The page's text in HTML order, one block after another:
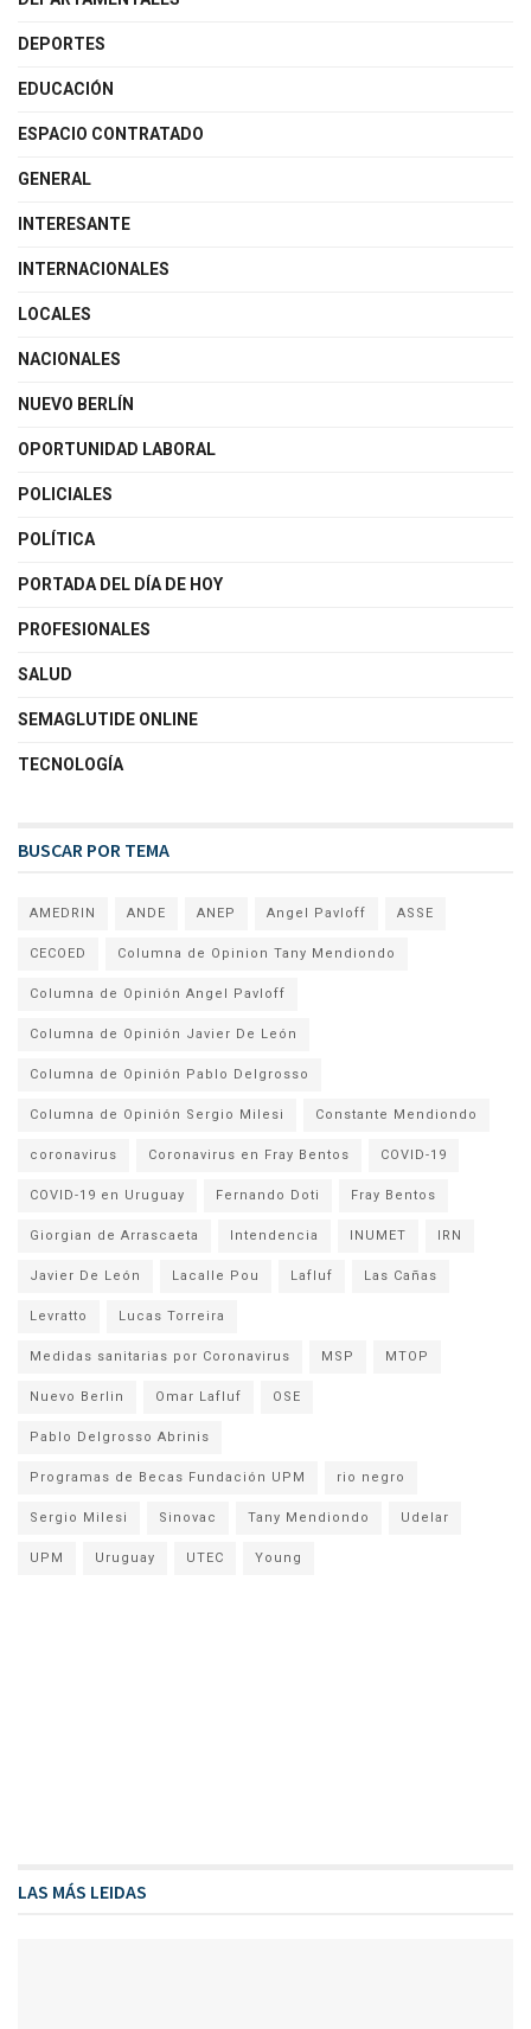
DEPORTES
EDUCACIÓN
ESPACIO CONTRATADO
GENERAL
INTERESANTE
INTERNACIONALES
LOCALES
NACIONALES
NUEVO BERLÍN
OPORTUNIDAD LABORAL
POLICIALES
POLÍTICA
PORTADA DEL DÍA DE HOY
PROFESIONALES
SALUD
SEMAGLUTIDE ONLINE
TECNOLOGÍA
BUSCAR POR TEMA
AMEDRIN ANDE ANEP Angel Pavloff ASSE
CECOED Columna de Opinion Tany Mendiondo
Columna de Opinión Angel Pavloff
Columna de Opinión Javier De León
Columna de Opinión Pablo Delgrosso
Columna de Opinión Sergio Milesi Constante Mendiondo
coronavirus Coronavirus en Fray Bentos COVID-19
COVID-19 en Uruguay Fernando Doti Fray Bentos
Giorgian de Arrascaeta Intendencia INUMET IRN
Javier De León Lacalle Pou Lafluf Las Cañas
Levratto Lucas Torreira
Medidas sanitarias por Coronavirus MSP MTOP
Nuevo Berlin Omar Lafluf OSE
Pablo Delgrosso Abrinis
Programas de Becas Fundación UPM rio negro
Sergio Milesi Sinovac Tany Mendiondo Udelar
UPM Uruguay UTEC Young
LAS MÁS LEIDAS